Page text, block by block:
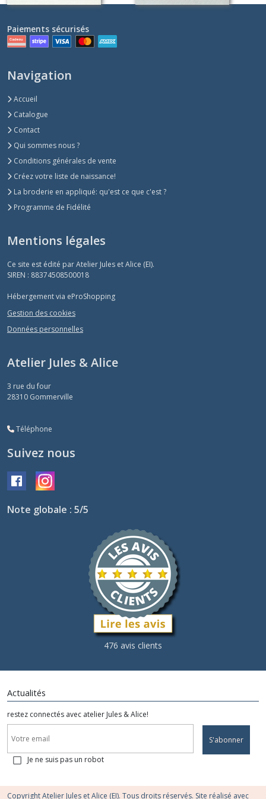
Paiements sécurisés
Navigation
Accueil
Catalogue
Contact
Qui sommes nous ?
Conditions générales de vente
Créez votre liste de naissance!
La broderie en appliqué: qu'est ce que c'est ?
Programme de Fidélité
Mentions légales
Ce site est édité par Atelier Jules et Alice (EI).
SIREN : 88374508500018
Hébergement via eProShopping
Gestion des cookies
Données personnelles
Atelier Jules & Alice
3 rue du four
28310 Gommerville
Téléphone
Suivez nous
Note globale : 5/5
476 avis clients
Actualités
restez connectés avec atelier Jules & Alice!
S'abonner
Je ne suis pas un robot
Copyright Atelier Jules et Alice (EI). Tous droits réservés. Site réalisé avec